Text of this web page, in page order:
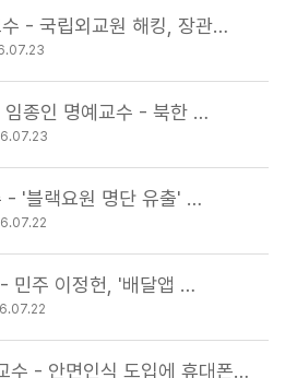
- 국립외교원 해킹, 장관…
종인 명예교수 - 북한 …
- '블랙요원 명단 유출' …
민주 이정헌, '배달앱 …
수 - 안면인식 도입에 휴대폰…